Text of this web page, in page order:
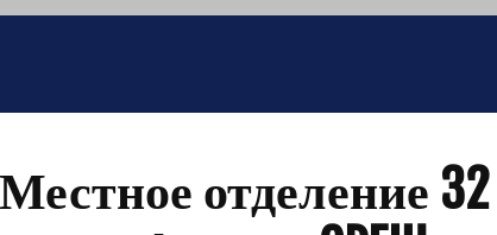
Местное отделение 32